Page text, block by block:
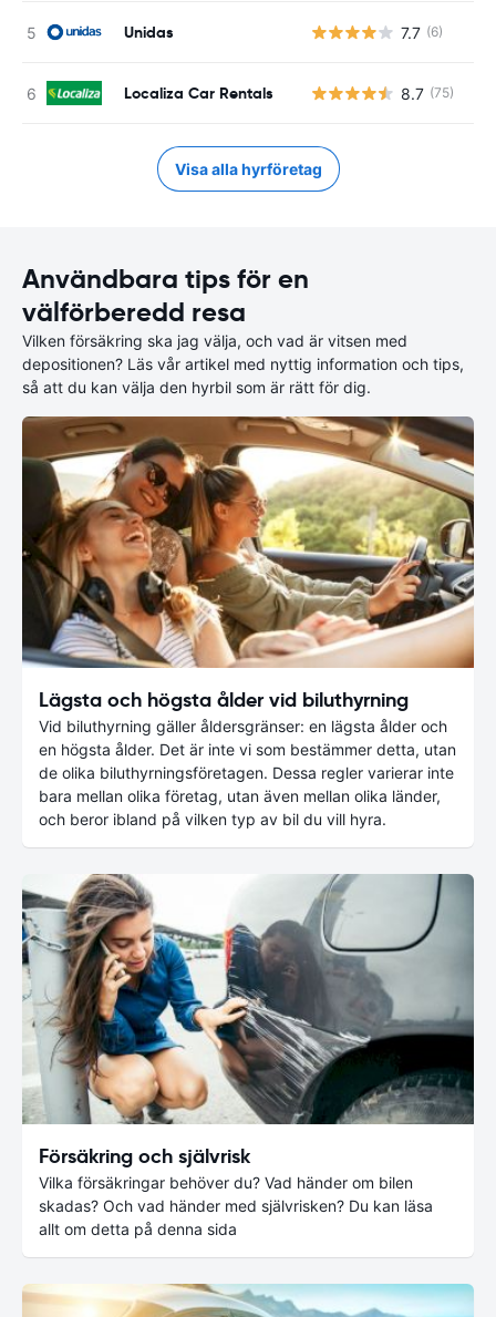
Unidas 7.7 (6)
Localiza Car Rentals 8.7 (75)
Visa alla hyrföretag
Användbara tips för en
välförberedd resa
Vilken försäkring ska jag välja, och vad är vitsen med
depositionen? Läs vår artikel med nyttig information och tips,
så att du kan välja den hyrbil som är rätt för dig.
Lägsta och högsta ålder vid biluthyrning
Vid biluthyrning gäller åldersgränser: en lägsta ålder och
en högsta ålder. Det är inte vi som bestämmer detta, utan
de olika biluthyrningsföretagen. Dessa regler varierar inte
bara mellan olika företag, utan även mellan olika länder,
och beror ibland på vilken typ av bil du vill hyra.
Försäkring och självrisk
Vilka försäkringar behöver du? Vad händer om bilen
skadas? Och vad händer med självrisken? Du kan läsa
allt om detta på denna sida